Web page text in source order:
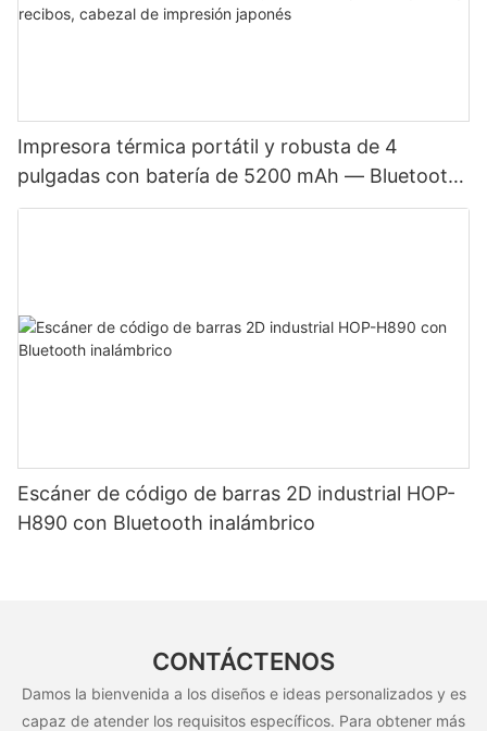
Impresora térmica portátil y robusta de 4
pulgadas con batería de 5200 mAh — Bluetooth,
modo dual para etiquetas y recibos, cabezal de
Escáner de código de barras 2D industrial HOP-
H890 con Bluetooth inalámbrico
CONTÁCTENOS
Damos la bienvenida a los diseños e ideas personalizados y es
capaz de atender los requisitos específicos. Para obtener más